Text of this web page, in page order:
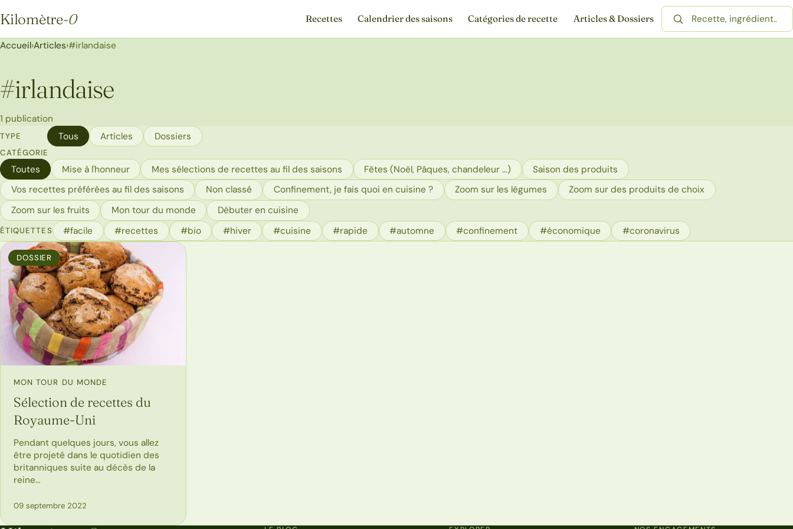
Kilomètre-0
Kilomètre-0
Recettes Calendrier des saisons Catégories de recette Articles & Dossiers
Rechercher une recette
Accueil›Articles›#irlandaise
#irlandaise
1 publication
TYPE Tous Articles Dossiers
CATÉGORIE
Toutes Mise à l'honneur Mes sélections de recettes au fil des saisons Fêtes (Noël, Pâques, chandeleur ...)
Saison des produits
Vos recettes préférées au fil des saisons
Non classé Confinement, je fais quoi en cuisine ? Zoom sur les légumes
Zoom sur des produits de choix
Zoom sur les fruits
Mon tour du monde Débuter en cuisine
ÉTIQUETTES #facile #recettes #bio #hiver #cuisine #rapide #automne #confinement #économique #coronavirus
DOSSIER
MON TOUR DU MONDE
Sélection de recettes du
Royaume-Uni
Pendant quelques jours, vous allez
être projeté dans le quotidien des
britanniques suite au décès de la
reine…
09 septembre 2022